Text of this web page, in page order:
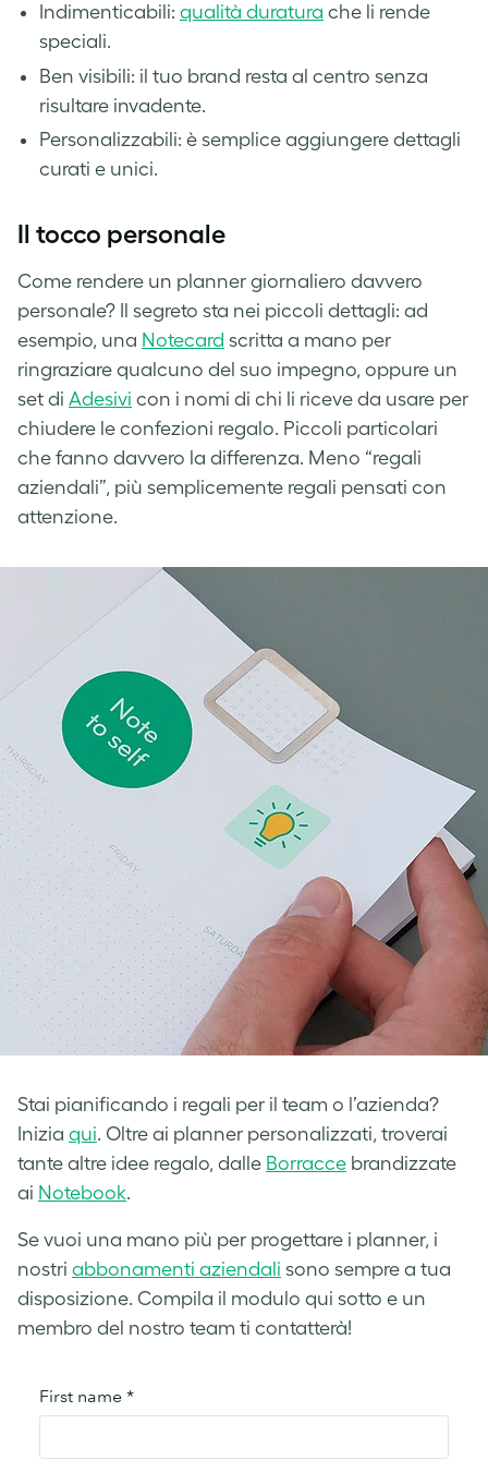
Indimenticabili: qualità duratura che li rende
speciali.
Ben visibili: il tuo brand resta al centro senza
risultare invadente.
Personalizzabili: è semplice aggiungere dettagli
curati e unici.
Il tocco personale
Come rendere un planner giornaliero davvero
personale? Il segreto sta nei piccoli dettagli: ad
esempio, una Notecard scritta a mano per
ringraziare qualcuno del suo impegno, oppure un
set di Adesivi con i nomi di chi li riceve da usare per
chiudere le confezioni regalo. Piccoli particolari
che fanno davvero la differenza. Meno “regali
aziendali”, più semplicemente regali pensati con
attenzione.
Stai pianificando i regali per il team o l’azienda?
Inizia qui. Oltre ai planner personalizzati, troverai
tante altre idee regalo, dalle Borracce brandizzate
ai Notebook.
Se vuoi una mano più per progettare i planner, i
nostri abbonamenti aziendali sono sempre a tua
disposizione. Compila il modulo qui sotto e un
membro del nostro team ti contatterà!